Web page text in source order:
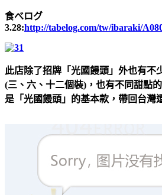
食べログ
3.28:http://tabelog.com/tw/ibaraki/
此店除了招牌「光國饅頭」外也有不
(三、六、十二個裝)，也有不同甜點
是「光國饅頭」的基本款，帶回台灣